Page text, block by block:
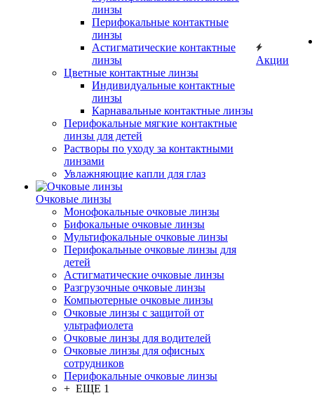
линзы
Перифокальные контактные
линзы
Астигматические контактные
линзы
Цветные контактные линзы
Индивидуальные контактные
линзы
Карнавальные контактные линзы
Перифокальные мягкие контактные
линзы для детей
Растворы по уходу за контактными
линзами
Увлажняющие капли для глаз
Очковые линзы
Монофокальные очковые линзы
Бифокальные очковые линзы
Мультифокальные очковые линзы
Перифокальные очковые линзы для
детей
Астигматические очковые линзы
Разгрузочные очковые линзы
Компьютерные очковые линзы
Очковые линзы с защитой от
ультрафиолета
Очковые линзы для водителей
Очковые линзы для офисных
сотрудников
Перифокальные очковые линзы
+ ЕЩЕ 1
Акции